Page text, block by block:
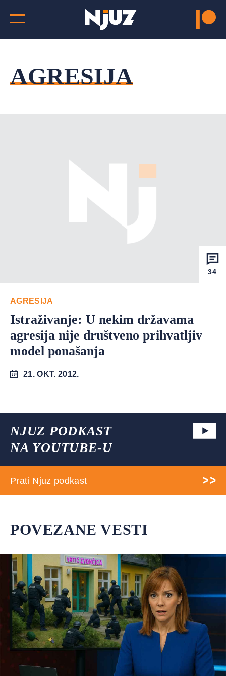
AGRESIJA
34
AGRESIJA
Istraživanje: U nekim državama
agresija nije društveno prihvatljiv
model ponašanja
21. OKT. 2012.
NJUZ PODKAST
NA YOUTUBE-U
Prati Njuz podkast
POVEZANE VESTI